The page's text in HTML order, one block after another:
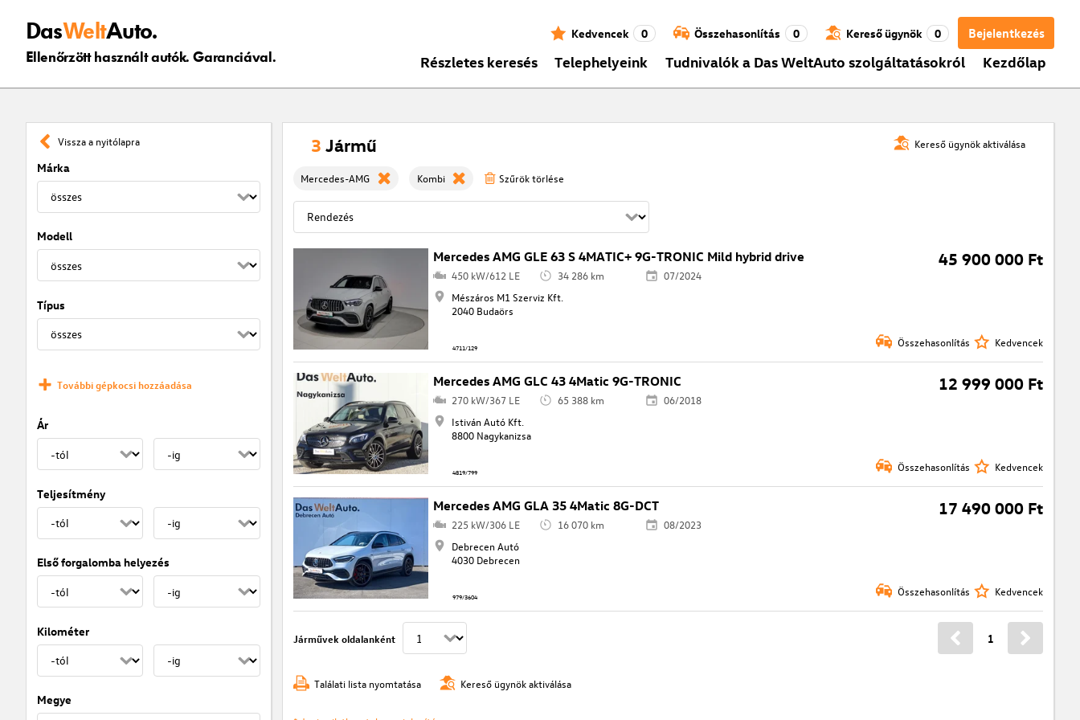
DasWeltAuto.
Ellenőrzött használt autók. Garanciával.
Bejelentkezés
Kedvencek 0 Összehasonlítás 0 Kereső ügynök 0
Részletes keresés Telephelyeink Tudnivalók a Das WeltAuto szolgáltatásokról Kezdőlap
Vissza a nyitólapra
Márka
Modell
Típus
További gépkocsi hozzáadása
Ár
Teljesítmény
Első forgalomba helyezés
Kilométer
Megye
Kereső ügynök aktiválása
3 Jármű
Mercedes-AMG Kombi Szűrök törlése
Mercedes AMG GLE 63 S 4MATIC+ 9G-TRONIC Mild hybrid drive 45 900 000 Ft
450 kW/612 LE 34 286 km
07/2024
Mészáros M1 Szerviz Kft.
2040 Budaörs
4711/129 Összehasonlítás Kedvencek
Mercedes AMG GLC 43 4Matic 9G-TRONIC 12 999 000 Ft
270 kW/367 LE 65 388 km
06/2018
Istiván Autó Kft.
8800 Nagykanizsa
4819/799 Összehasonlítás Kedvencek
Mercedes AMG GLA 35 4Matic 8G-DCT 17 490 000 Ft
225 kW/306 LE 16 070 km
08/2023
Debrecen Autó
4030 Debrecen
979/3604 Összehasonlítás Kedvencek
Járművek oldalanként 1
Találati lista nyomtatása Kereső ügynök aktiválása